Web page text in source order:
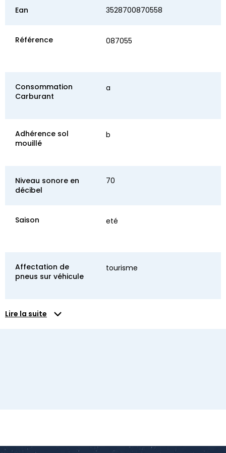
Ean 3528700870558
Référence 087055
Consommation
Carburant
a
Adhérence sol
mouillé
b
Niveau sonore en
décibel
70
Saison eté
Affectation de
pneus sur véhicule
tourisme
Lire la suite